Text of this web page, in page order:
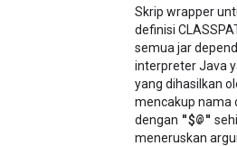
Skrip wrapper
definisi
semua jar
interpreter Java
yang dihasilkan
mencakup nama
dengan "$@"
meneruskan